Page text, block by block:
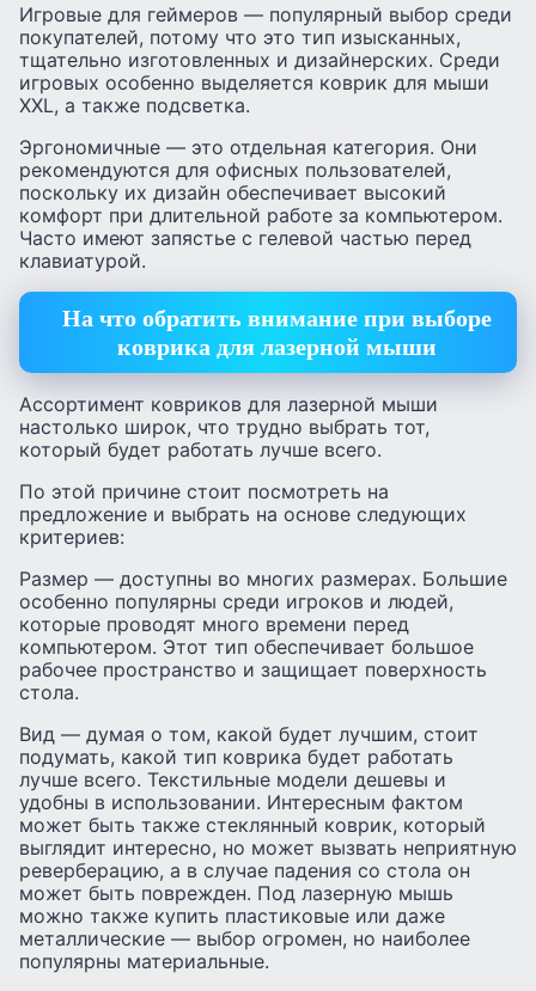
Игровые для геймеров — популярный выбор среди
покупателей, потому что это тип изысканных,
тщательно изготовленных и дизайнерских. Среди
игровых особенно выделяется коврик для мыши
XXL, а также подсветка.
Эргономичные — это отдельная категория. Они
рекомендуются для офисных пользователей,
поскольку их дизайн обеспечивает высокий
комфорт при длительной работе за компьютером.
Часто имеют запястье с гелевой частью перед
клавиатурой.
На что обратить внимание при выборе
коврика для лазерной мыши
Ассортимент ковриков для лазерной мыши
настолько широк, что трудно выбрать тот,
который будет работать лучше всего.
По этой причине стоит посмотреть на
предложение и выбрать на основе следующих
критериев:
Размер — доступны во многих размерах. Большие
особенно популярны среди игроков и людей,
которые проводят много времени перед
компьютером. Этот тип обеспечивает большое
рабочее пространство и защищает поверхность
стола.
Вид — думая о том, какой будет лучшим, стоит
подумать, какой тип коврика будет работать
лучше всего. Текстильные модели дешевы и
удобны в использовании. Интересным фактом
может быть также стеклянный коврик, который
выглядит интересно, но может вызвать неприятную
реверберацию, а в случае падения со стола он
может быть поврежден. Под лазерную мышь
можно также купить пластиковые или даже
металлические — выбор огромен, но наиболее
популярны материальные.